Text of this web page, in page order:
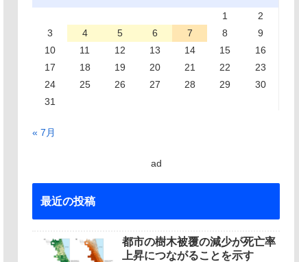
1
2
3
4 5 6 7 8
9
10
11 12 13 14 15
16
17
18 19 20 21 22
23
24
25 26 27 28 29
30
31
« 7月
ad
最近の投稿
都市の樹木被覆の減少が死亡率
上昇につながることを示す